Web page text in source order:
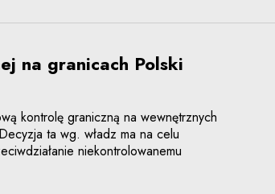
na granicach Polski
kontrolę graniczną na wewnętrznych
ta wg. władz ma na celu
niekontrolowanemu